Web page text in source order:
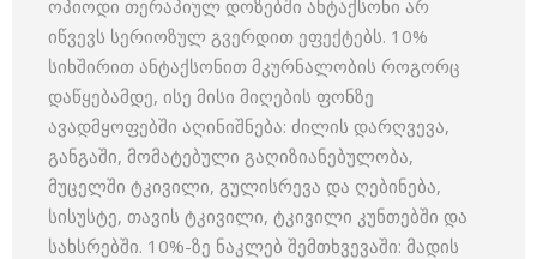
ოპიოდი თერაპიულ დოზებში ანტაქსონი არ
იწვევს სერიოზულ გვერდით ეფექტებს. 10%
სიხშირით ანტაქსონით მკურნალობის როგორც
დაწყებამდე, ისე მისი მიღების ფონზე
ავადმყოფებში აღინიშნება: ძილის დარღვევა,
განგაში, მომატებული გაღიზიანებულობა,
მუცელში ტკივილი, გულისრევა და ღებინება,
სისუსტე, თავის ტკივილი, ტკივილი კუნთებში და
სახსრებში. 10%-ზე ნაკლებ შემთხვევაში: მადის